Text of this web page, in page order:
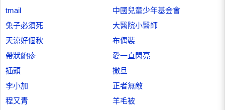
tmail
中國兒童少年基金會
兔子必須死
大醫院小醫師
天涼好個秋
布偶裝
帶狀皰疹
愛一直閃亮
插頭
撒旦
李小加
正者無敵
程又青
羊毛被